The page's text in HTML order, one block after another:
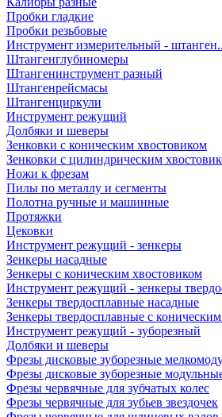
Пробки гладкие
Пробки резьбовые
Инструмент измерительный -
Штангенглубиномеры
Штангенинструмент разный
Штангенрейсмасы
Штангенциркули
Инструмент режущий
Долбяки и шеверы
Зенковки с коническим хвостовиком
Зенковки с цилиндрическим
Ножи к фрезам
Пилы по металлу и сегменты
Полотна ручные и машинные
Протяжки
Цековки
Инструмент режущий - зенкеры
Зенкеры насадные
Зенкеры с коническим хвостовиком
Инструмент режущий - зенкеры
Зенкеры твердосплавные насадные
Зенкеры твердосплавные с
Инструмент режущий - зуборезный
Долбяки и шеверы
Фрезы дисковые зуборезные
Фрезы дисковые зуборезные
Фрезы червячные для зубчатых колес
Фрезы червячные для зубьев звездочек